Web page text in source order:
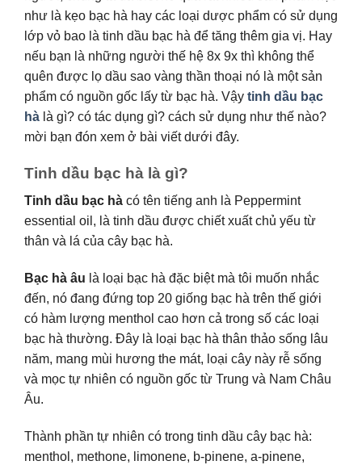
như là kẹo bạc hà hay các loại dược phẩm có sử dụng
lớp vỏ bao là tinh dầu bạc hà để tăng thêm gia vị. Hay
nếu bạn là những người thế hệ 8x 9x thì không thể
quên được lọ dầu sao vàng thần thoại nó là một sản
phẩm có nguồn gốc lấy từ bạc hà. Vậy tinh dầu bạc
hà là gì? có tác dụng gì? cách sử dụng như thế nào?
mời bạn đón xem ở bài viết dưới đây.
Tinh dầu bạc hà là gì?
Tinh dầu bạc hà có tên tiếng anh là Peppermint
essential oil, là tinh dầu được chiết xuất chủ yếu từ
thân và lá của cây bạc hà.
Bạc hà âu là loại bạc hà đặc biệt mà tôi muốn nhắc
đến, nó đang đứng top 20 giống bạc hà trên thế giới
có hàm lượng menthol cao hơn cả trong số các loại
bạc hà thường. Đây là loại bạc hà thân thảo sống lâu
năm, mang mùi hương the mát, loại cây này rễ sống
và mọc tự nhiên có nguồn gốc từ Trung và Nam Châu
Âu.
Thành phần tự nhiên có trong tinh dầu cây bạc hà:
menthol, methone, limonene, b-pinene, a-pinene,